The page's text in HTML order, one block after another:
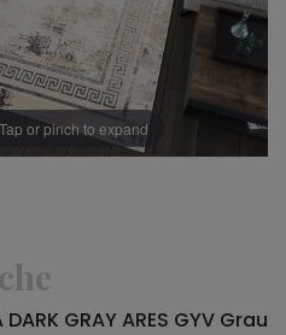
Tap or pinch to expand
GRAY ARES GYV Grau